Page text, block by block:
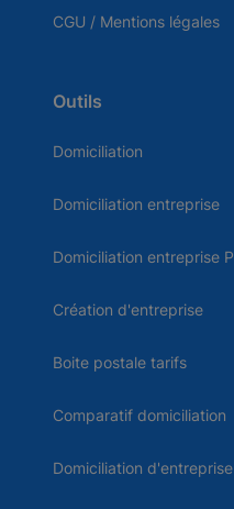
CGU / Mentions légales
Outils
Domiciliation
Domiciliation entreprise
Domiciliation entreprise
Création d'entreprise
Boite postale tarifs
Comparatif domiciliation
Domiciliation